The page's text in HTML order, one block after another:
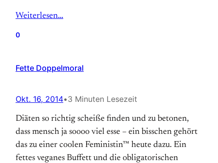
Weiterlesen…
0
Fette Doppelmoral
Okt. 16, 2014•3 Minuten Lesezeit
Diäten so richtig scheiße finden und zu betonen,
dass mensch ja soooo viel esse – ein bisschen gehört
das zu einer coolen Feministin™ heute dazu. Ein
fettes veganes Buffett und die obligatorischen